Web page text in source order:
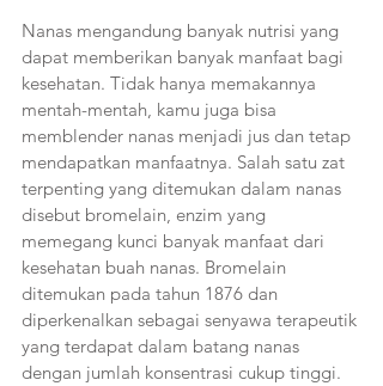
Nanas mengandung banyak nutrisi yang
dapat memberikan banyak manfaat bagi
kesehatan. Tidak hanya memakannya
mentah-mentah, kamu juga bisa
memblender nanas menjadi jus dan tetap
mendapatkan manfaatnya. Salah satu zat
terpenting yang ditemukan dalam nanas
disebut bromelain, enzim yang
memegang kunci banyak manfaat dari
kesehatan buah nanas. Bromelain
ditemukan pada tahun 1876 dan
diperkenalkan sebagai senyawa terapeutik
yang terdapat dalam batang nanas
dengan jumlah konsentrasi cukup tinggi.